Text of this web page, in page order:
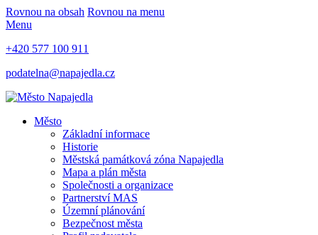
Rovnou na obsah Rovnou na menu
Menu
+420 577 100 911
podatelna@napajedla.cz
Město
Základní informace
Historie
Městská památková zóna Napajedla
Mapa a plán města
Společnosti a organizace
Partnerství MAS
Územní plánování
Bezpečnost města